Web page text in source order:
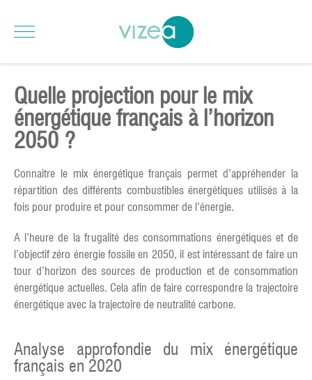
Quelle projection pour le mix
énergétique français à l’horizon
2050 ?
Connaitre le mix énergétique français permet d’appréhender la
répartition des différents combustibles énergétiques utilisés à la
fois pour produire et pour consommer de l’énergie.
A l’heure de la frugalité des consommations énergétiques et de
l’objectif zéro énergie fossile en 2050, il est intéressant de faire un
tour d’horizon des sources de production et de consommation
énergétique actuelles. Cela afin de faire correspondre la trajectoire
énergétique avec la trajectoire de neutralité carbone.
Analyse approfondie du mix énergétique
français en 2020